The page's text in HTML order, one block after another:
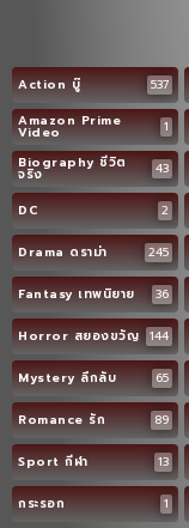
Action บู๊ 537
Amazon Prime
Video 1
Biography ชีวิต
จริง 43
DC 2
Drama ดราม่า 245
Fantasy เทพนิยาย 36
Horror สยองขวัญ 144
Mystery ลึกลับ 65
Romance รัก 89
Sport กีฬา 13
กระรอก 1